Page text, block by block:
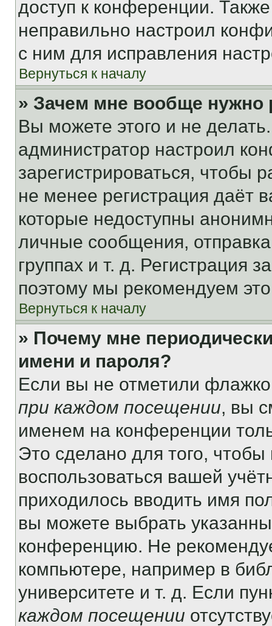
доступ к конференции.
неправильно настроил
с ним для исправления
Вернуться к началу
» Зачем мне вообще нужно
Вы можете этого и не
администратор настроил
зарегистрироваться, чтобы
не менее регистрация даёт
которые недоступны
личные сообщения,
группах и т. д. Регистрация
поэтому мы рекомендуем
Вернуться к началу
» Почему мне
имени и пароля?
Если вы не отметили
при каждом посещении, вы
именем на конференции
Это сделано для того, чтобы
воспользоваться вашей
приходилось вводить имя
вы можете выбрать
конференцию. Не
компьютере, например в
университете и т. д. Если
каждом посещении